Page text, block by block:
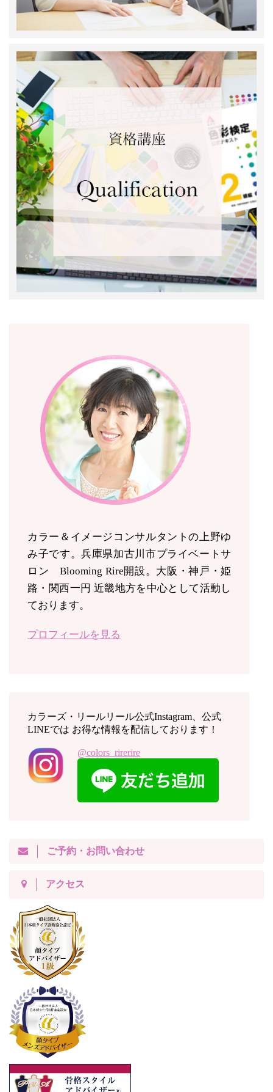
カラー＆イメージコンサルタントの上野ゆ
み子です。兵庫県加古川市プライベートサ
ロン Blooming Rire開設。 大阪・神戸・姫
路・関西一円 近畿地方を中心として活動し
ております。
プロフィールを見る
カラーズ・リールリール公式Instagram、公式
LINEでは お得な情報を配信しております！
@colors_rirerire
ご予約・お問い合わせ
アクセス